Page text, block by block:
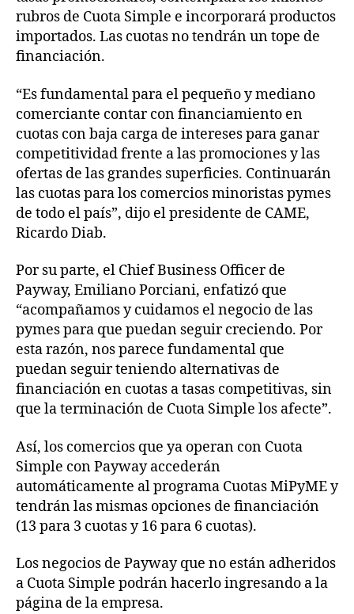
rubros de Cuota Simple e incorporará productos
importados. Las cuotas no tendrán un tope de
financiación.
“Es fundamental para el pequeño y mediano
comerciante contar con financiamiento en
cuotas con baja carga de intereses para ganar
competitividad frente a las promociones y las
ofertas de las grandes superficies. Continuarán
las cuotas para los comercios minoristas pymes
de todo el país”, dijo el presidente de CAME,
Ricardo Diab.
Por su parte, el Chief Business Officer de
Payway, Emiliano Porciani, enfatizó que
“acompañamos y cuidamos el negocio de las
pymes para que puedan seguir creciendo. Por
esta razón, nos parece fundamental que
puedan seguir teniendo alternativas de
financiación en cuotas a tasas competitivas, sin
que la terminación de Cuota Simple los afecte”.
Así, los comercios que ya operan con Cuota
Simple con Payway accederán
automáticamente al programa Cuotas MiPyME y
tendrán las mismas opciones de financiación
(13 para 3 cuotas y 16 para 6 cuotas).
Los negocios de Payway que no están adheridos
a Cuota Simple podrán hacerlo ingresando a la
página de la empresa.